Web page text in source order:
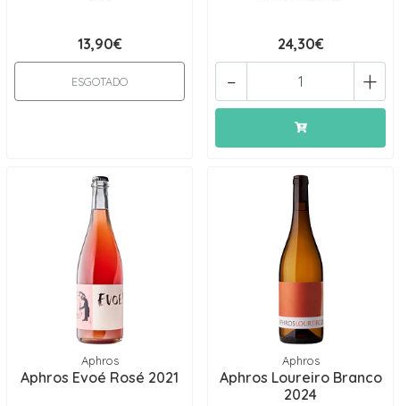
13,90€
ESGOTADO
24,30€
+
-
Aphros
Aphros Evoé Rosé 2021
Aphros
Aphros Loureiro Branco
2024